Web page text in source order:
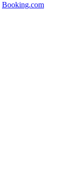
Booking.com